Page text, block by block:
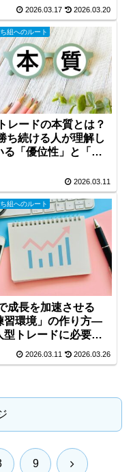
2026.03.17 2026.03.20
組へのルート
レードの本質とは？
ち続ける人が理解し
る「優位性」と「再
2026.03.11
組へのルート
成長を加速させる
習環境」の作り方―
型トレードに必要な
設計 ―
2026.03.11 2026.03.26
9 次